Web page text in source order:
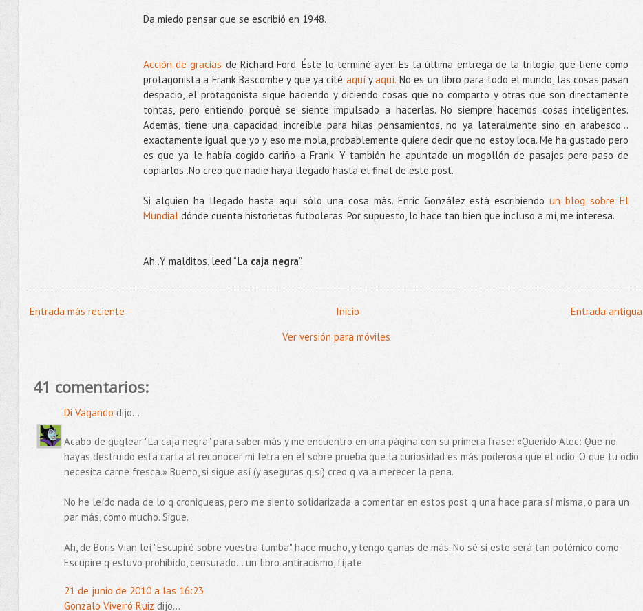
Da miedo pensar que se escribió en 1948.
Acción de gracias de Richard Ford. Éste lo terminé ayer. Es la última entrega de la trilogía que tiene como
protagonista a Frank Bascombe y que ya cité aquíyaquí. No es un libro para todo el mundo, las cosas pasan
despacio, el protagonista sigue haciendo y diciendo cosas que no comparto y otras que son directamente
tontas, pero entiendo porqué se siente impulsado a hacerlas. No siempre hacemos cosas inteligentes.
Además, tiene una capacidad increíble para hilas pensamientos, no ya lateralmente sino en arabesco…
exactamente igual que yo y eso me mola, probablemente quiere decir que no estoy loca. Me ha gustado pero
es que ya le había cogido cariño a Frank. Y también he apuntado un mogollón de pasajes pero paso de
copiarlos..No creo que nadie haya llegado hasta el final de este post.
Si alguien ha llegado hasta aquí sólo una cosa más. Enric González está escribiendoun blog sobre El
Mundial dónde cuenta historietas futboleras. Por supuesto, lo hace tan bien que incluso a mí, me interesa.
Ah..Y malditos, leed “La caja negra”.
Entrada más reciente Entrada antigua
Inicio
Ver versión para móviles
41 comentarios:
Di Vagando dijo...
Acabo de guglear "La caja negra" para saber más y me encuentro en una página con su primera frase: «Querido Alec: Que no
hayas destruido esta carta al reconocer mi letra en el sobre prueba que la curiosidad es más poderosa que el odio. O que tu odio
necesita carne fresca.» Bueno, si sigue así (y aseguras q sí) creo q va a merecer la pena.
No he leído nada de lo q croniqueas, pero me siento solidarizada a comentar en estos post q una hace para sí misma, o para un
par más, como mucho. Sigue.
Ah, de Boris Vian leí "Escupiré sobre vuestra tumba" hace mucho, y tengo ganas de más. No sé si este será tan polémico como
Escupire q estuvo prohibido, censurado... un libro antiracismo, fíjate.
21 de junio de 2010 a las 16:23
Gonzalo Viveiró Ruiz dijo...